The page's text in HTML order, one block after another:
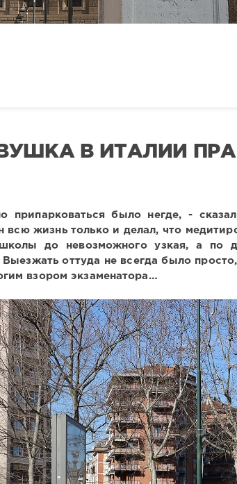
В ИТАЛИИ
припарковаться было негде, -
всю жизнь только и делал, что
до невозможного узкая, а по
оттуда не всегда было
взором экзаменатора…